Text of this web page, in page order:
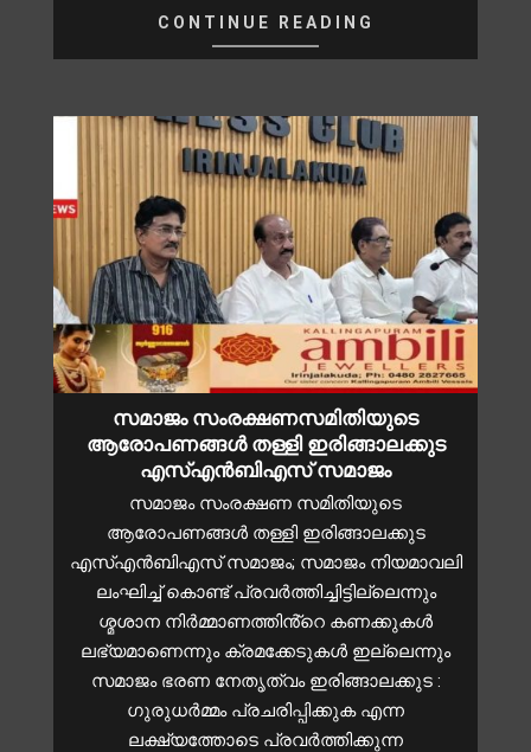
CONTINUE READING
സമാജം സംരക്ഷണസമിതിയുടെ
ആരോപണങ്ങൾ തള്ളി ഇരിങ്ങാലക്കുട
എസ്എൻബിഎസ് സമാജം
സമാജം സംരക്ഷണ സമിതിയുടെ
ആരോപണങ്ങൾ തള്ളി ഇരിങ്ങാലക്കുട
എസ്എൻബിഎസ് സമാജം; സമാജം നിയമാവലി
ലംഘിച്ച് കൊണ്ട് പ്രവർത്തിച്ചിട്ടില്ലെന്നും
ശ്മശാന നിർമ്മാണത്തിൻ്റെ കണക്കുകൾ
ലഭ്യമാണെന്നും ക്രമക്കേടുകൾ ഇല്ലെന്നും
സമാജം ഭരണ നേതൃത്വം ഇരിങ്ങാലക്കുട :
ഗുരുധർമ്മം പ്രചരിപ്പിക്കുക എന്ന
ലക്ഷ്യത്തോടെ പ്രവർത്തിക്കുന്ന